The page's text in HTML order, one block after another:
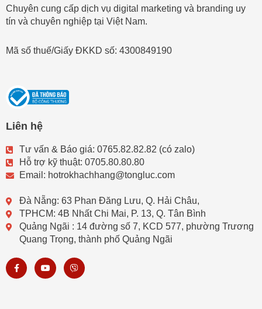
Chuyên cung cấp dịch vụ digital marketing và branding uy
tín và chuyên nghiệp tại Việt Nam.
Mã số thuế/Giấy ĐKKD số: 4300849190
Liên hệ
Tư vấn & Báo giá: 0765.82.82.82 (có zalo)
Hỗ trợ kỹ thuật: 0705.80.80.80
Email: hotrokhachhang@tongluc.com
Đà Nẵng: 63 Phan Đăng Lưu, Q. Hải Châu,
TPHCM: 4B Nhất Chi Mai, P. 13, Q. Tân Bình
Quảng Ngãi : 14 đường số 7, KCD 577, phường Trương
Quang Trọng, thành phố Quảng Ngãi
F
a
c
Y
o
u
V
i
b